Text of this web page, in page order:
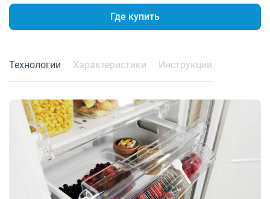
Где купить
Технологии Характеристики Инструкции